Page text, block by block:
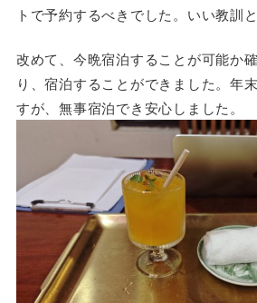
トで予約するべきでした。いい教訓
改めて、今晩宿泊することが可能か
り、宿泊することができました。年
すが、無事宿泊でき安心しました。